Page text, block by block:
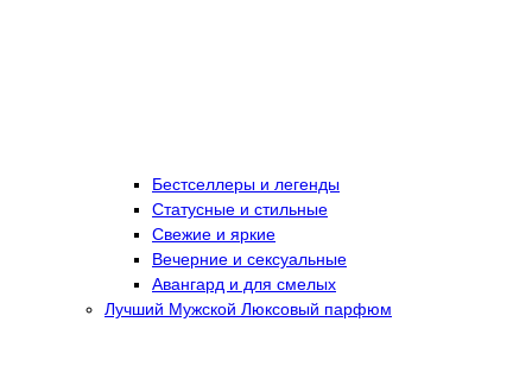
Бестселлеры и легенды
Статусные и стильные
Свежие и яркие
Вечерние и сексуальные
Авангард и для смелых
Лучший Мужской Люксовый парфюм